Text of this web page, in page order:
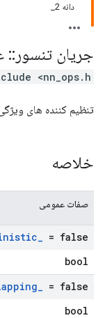
دانه 2_
جریان تنسور ::
<nn_ops.h>
تنظیم کننده های
خلاصه
صفات عمومی
_ = false
bool
_ = false
bool